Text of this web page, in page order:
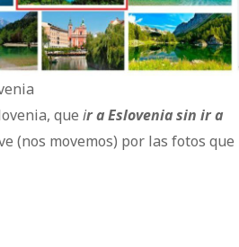
que ir a Eslovenia sin ir a
(nos movemos) por las fotos que